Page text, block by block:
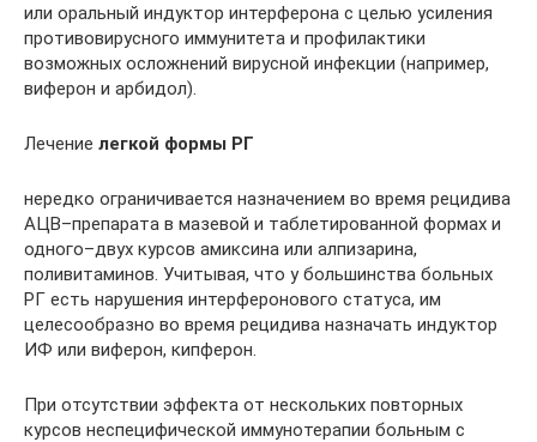
или оральный индуктор интерферона с целью усиления
противовирусного иммунитета и профилактики
возможных осложнений вирусной инфекции (например,
виферон и арбидол).
Лечение легкой формы РГ
нередко ограничивается назначением во время рецидива
АЦВ–препарата в мазевой и таблетированной формах и
одного–двух курсов амиксина или алпизарина,
поливитаминов. Учитывая, что у большинства больных
РГ есть нарушения интерферонового статуса, им
целесообразно во время рецидива назначать индуктор
ИФ или виферон, кипферон.
При отсутствии эффекта от нескольких повторных
курсов неспецифической иммунотерапии больным с